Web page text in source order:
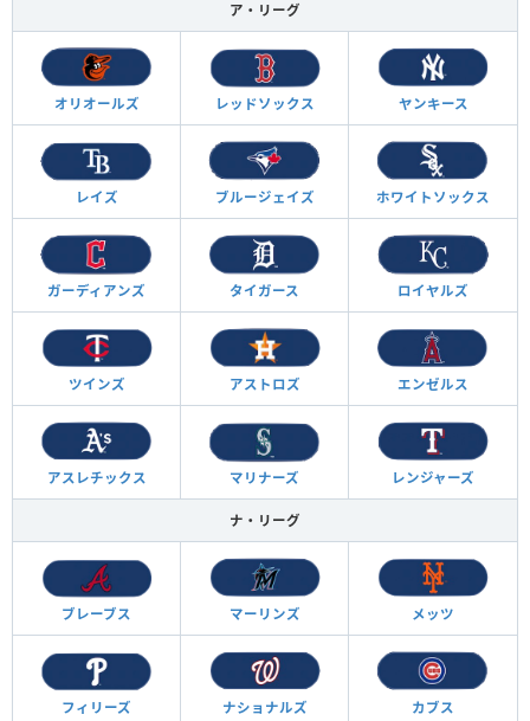
ア・リーグ
オリオールズ レッドソックス ヤンキース
レイズ ブルージェイズ ホワイトソックス
ガーディアンズ タイガース ロイヤルズ
ツインズ アストロズ エンゼルス
アスレチックス マリナーズ レンジャーズ
ナ・リーグ
ブレーブス マーリンズ メッツ
フィリーズ ナショナルズ カブス